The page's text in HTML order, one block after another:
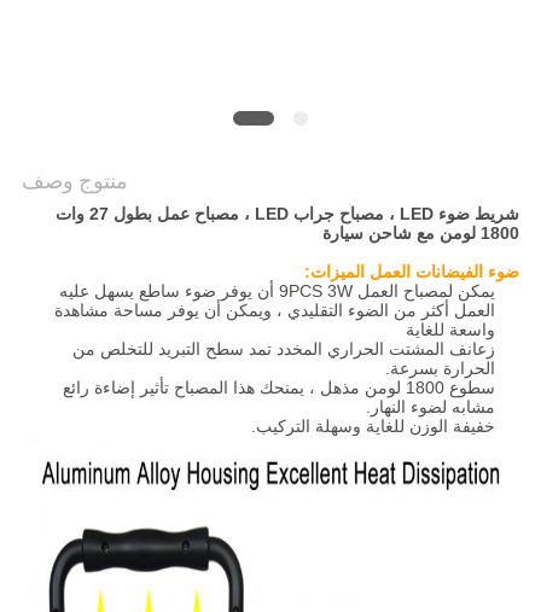
منتوج وصف
شريط ضوء LED ، مصباح جراب LED ، مصباح عمل بطول 27 وات
1800 لومن مع شاحن سيارة
ضوء الفيضانات العمل الميزات:
يمكن لمصباح العمل 9PCS 3W أن يوفر ضوء ساطع يسهل عليه
العمل أكثر من الضوء التقليدي ، ويمكن أن يوفر مساحة مشاهدة
واسعة للغاية
زعانف المشتت الحراري المخدد تمد سطح التبريد للتخلص من
الحرارة بسرعة.
سطوع 1800 لومن مذهل ، يمنحك هذا المصباح تأثير إضاءة رائع
مشابه لضوء النهار.
خفيفة الوزن للغاية وسهلة التركيب.